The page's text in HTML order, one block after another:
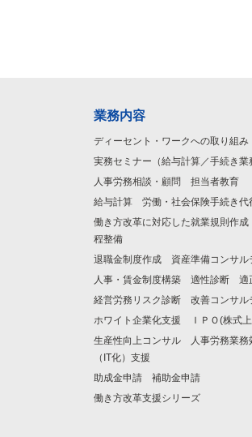
業務内容
ディーセント・ワークへの取り組み
実務セミナー（給与計算／手続き業
人事労務相談・顧問 担当者教育
給与計算 労働・社会保険手続き代
働き方改革に対応した就業規則作
程整備
退職金制度作成 資産準備コンサル
人事・賃金制度構築 適性診断 適
経営労務リスク診断 改善コンサル
ホワイト企業化支援 ＩＰＯ(株式
生産性向上コンサル 人事労務業務
（IT化）支援
助成金申請 補助金申請
働き方改革支援シリーズ